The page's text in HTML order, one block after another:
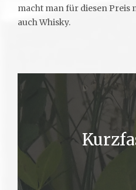
macht man für diesen Preis
auch Whisky.